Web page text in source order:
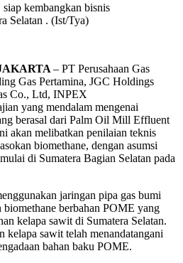
kembangkan bisnis
Selatan . (Ist/Tya)
– PT Perusahaan Gas
Gas Pertamina, JGC Holdings
Co., Ltd, INPEX
yang mendalam mengenai
berasal dari Palm Oil Mill Effluent
akan melibatkan penilaian teknis
biomethane, dengan asumsi
di Sumatera Bagian Selatan pada
jaringan pipa gas bumi
berbahan POME yang
kelapa sawit di Sumatera Selatan.
kelapa sawit telah menandatangani
bahan baku POME.